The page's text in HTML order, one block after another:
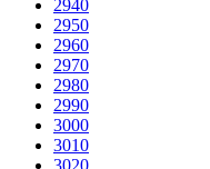
2940
2950
2960
2970
2980
2990
3000
3010
3020